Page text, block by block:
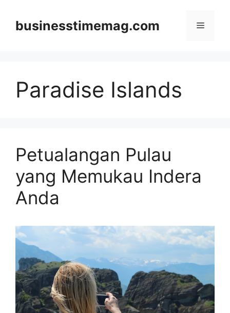
contentbusinesstimemag.com Menu
Paradise Islands
Petualangan Pulau
yang Memukau Indera
Anda